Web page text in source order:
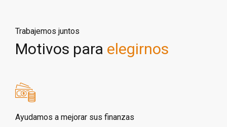
Trabajemos juntos
Motivos para elegirnos
Ayudamos a mejorar sus finanzas